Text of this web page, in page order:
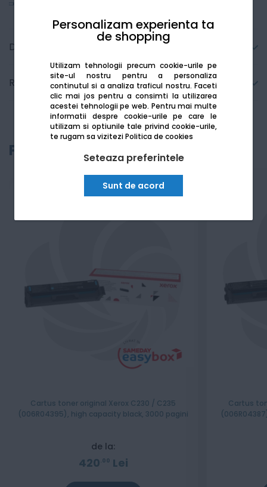
Personalizam experienta ta
de shopping
Utilizam tehnologii precum cookie-urile pe
site-ul nostru pentru a personaliza
continutul si a analiza traficul nostru. Faceti
clic mai jos pentru a consimti la utilizarea
acestei tehnologii pe web. Pentru mai multe
informatii despre cookie-urile pe care le
utilizam si optiunile tale privind cookie-urile,
te rugam sa viziteziPolitica de cookies
Seteaza preferintele
Sunt de acord
Detalii tehnice
Recenzii
Produse recomandate
Cartus toner original Xerox C230 / C235
(006R04395), high capacity black, 3000 pagini
de la:
420 00 Lei
Cartus